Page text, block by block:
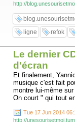
http://
ligne
refok
Le dernier
d'écran
Et finalement,
musique c'est fait
montre lui-même
On court " qui tout
Tue 17 Jun 2014
http://